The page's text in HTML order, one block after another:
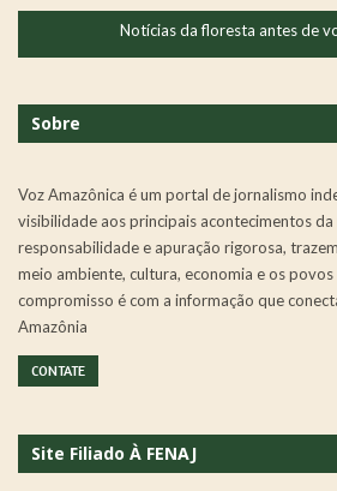
Notícias da floresta antes de
Sobre
Voz Amazônica é um portal de jornalismo
visibilidade aos principais acontecimentos da
responsabilidade e apuração rigorosa,
meio ambiente, cultura, economia e os
compromisso é com a informação que
Amazônia
CONTATE
Site Filiado À FENAJ